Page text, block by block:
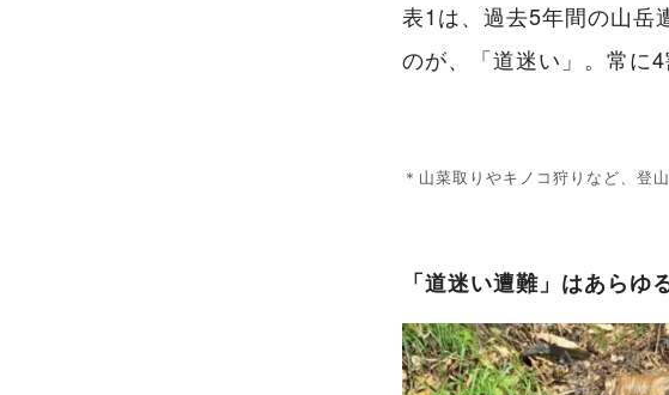
表1は、過去5年間の山岳
のが、「道迷い」。常に
＊山菜取りやキノコ狩りなど、登
「道迷い遭難」はあらゆ